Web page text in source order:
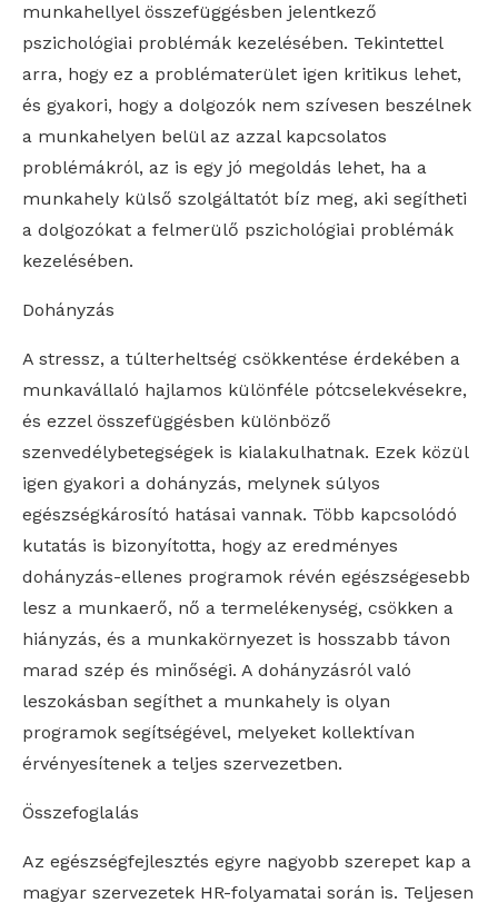
munkahellyel összefüggésben jelentkező
pszichológiai problémák kezelésében. Tekintettel
arra, hogy ez a problématerület igen kritikus lehet,
és gyakori, hogy a dolgozók nem szívesen beszélnek
a munkahelyen belül az azzal kapcsolatos
problémákról, az is egy jó megoldás lehet, ha a
munkahely külső szolgáltatót bíz meg, aki segítheti
a dolgozókat a felmerülő pszichológiai problémák
kezelésében.
Dohányzás
A stressz, a túlterheltség csökkentése érdekében a
munkavállaló hajlamos különféle pótcselekvésekre,
és ezzel összefüggésben különböző
szenvedélybetegségek is kialakulhatnak. Ezek közül
igen gyakori a dohányzás, melynek súlyos
egészségkárosító hatásai vannak. Több kapcsolódó
kutatás is bizonyította, hogy az eredményes
dohányzás-ellenes programok révén egészségesebb
lesz a munkaerő, nő a termelékenység, csökken a
hiányzás, és a munkakörnyezet is hosszabb távon
marad szép és minőségi. A dohányzásról való
leszokásban segíthet a munkahely is olyan
programok segítségével, melyeket kollektívan
érvényesítenek a teljes szervezetben.
Összefoglalás
Az egészségfejlesztés egyre nagyobb szerepet kap a
magyar szervezetek HR-folyamatai során is. Teljesen